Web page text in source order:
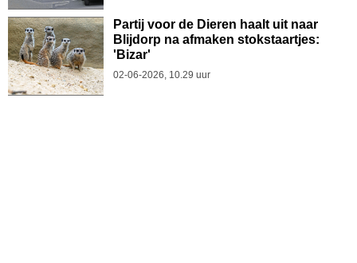
Partij voor de Dieren haalt uit naar
Blijdorp na afmaken stokstaartjes:
'Bizar'
02-06-2026, 10.29 uur